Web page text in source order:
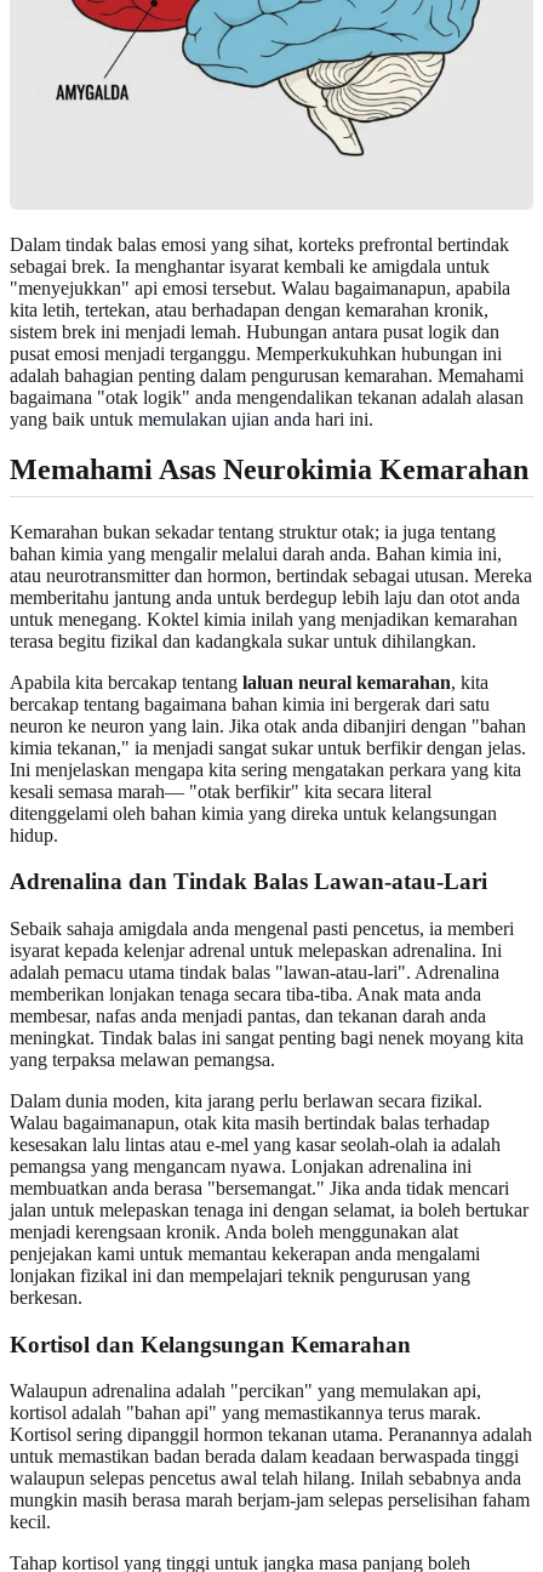
Dalam tindak balas emosi yang sihat, korteks prefrontal bertindak
sebagai brek. Ia menghantar isyarat kembali ke amigdala untuk
"menyejukkan" api emosi tersebut. Walau bagaimanapun, apabila
kita letih, tertekan, atau berhadapan dengan kemarahan kronik,
sistem brek ini menjadi lemah. Hubungan antara pusat logik dan
pusat emosi menjadi terganggu. Memperkukuhkan hubungan ini
adalah bahagian penting dalam pengurusan kemarahan. Memahami
bagaimana "otak logik" anda mengendalikan tekanan adalah alasan
yang baik untuk memulakan ujian anda hari ini.
Memahami Asas Neurokimia Kemarahan
Kemarahan bukan sekadar tentang struktur otak; ia juga tentang
bahan kimia yang mengalir melalui darah anda. Bahan kimia ini,
atau neurotransmitter dan hormon, bertindak sebagai utusan. Mereka
memberitahu jantung anda untuk berdegup lebih laju dan otot anda
untuk menegang. Koktel kimia inilah yang menjadikan kemarahan
terasa begitu fizikal dan kadangkala sukar untuk dihilangkan.
Apabila kita bercakap tentang laluan neural kemarahan, kita
bercakap tentang bagaimana bahan kimia ini bergerak dari satu
neuron ke neuron yang lain. Jika otak anda dibanjiri dengan "bahan
kimia tekanan," ia menjadi sangat sukar untuk berfikir dengan jelas.
Ini menjelaskan mengapa kita sering mengatakan perkara yang kita
kesali semasa marah— "otak berfikir" kita secara literal
ditenggelami oleh bahan kimia yang direka untuk kelangsungan
hidup.
Adrenalina dan Tindak Balas Lawan-atau-Lari
Sebaik sahaja amigdala anda mengenal pasti pencetus, ia memberi
isyarat kepada kelenjar adrenal untuk melepaskan adrenalina. Ini
adalah pemacu utama tindak balas "lawan-atau-lari". Adrenalina
memberikan lonjakan tenaga secara tiba-tiba. Anak mata anda
membesar, nafas anda menjadi pantas, dan tekanan darah anda
meningkat. Tindak balas ini sangat penting bagi nenek moyang kita
yang terpaksa melawan pemangsa.
Dalam dunia moden, kita jarang perlu berlawan secara fizikal.
Walau bagaimanapun, otak kita masih bertindak balas terhadap
kesesakan lalu lintas atau e-mel yang kasar seolah-olah ia adalah
pemangsa yang mengancam nyawa. Lonjakan adrenalina ini
membuatkan anda berasa "bersemangat." Jika anda tidak mencari
jalan untuk melepaskan tenaga ini dengan selamat, ia boleh bertukar
menjadi kerengsaan kronik. Anda boleh menggunakan alat
penjejakan kami untuk memantau kekerapan anda mengalami
lonjakan fizikal ini dan mempelajari teknik pengurusan yang
berkesan.
Kortisol dan Kelangsungan Kemarahan
Walaupun adrenalina adalah "percikan" yang memulakan api,
kortisol adalah "bahan api" yang memastikannya terus marak.
Kortisol sering dipanggil hormon tekanan utama. Peranannya adalah
untuk memastikan badan berada dalam keadaan berwaspada tinggi
walaupun selepas pencetus awal telah hilang. Inilah sebabnya anda
mungkin masih berasa marah berjam-jam selepas perselisihan faham
kecil.
Tahap kortisol yang tinggi untuk jangka masa panjang boleh